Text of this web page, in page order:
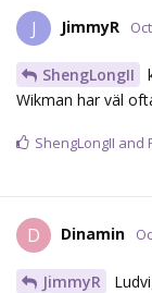
J JimmyR
ShengLongII
Wikman har väl
ShengLongII and
D Dinamin
JimmyR